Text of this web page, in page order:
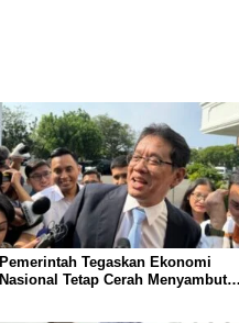
Pemerintah Tegaskan Ekonomi
Nasional Tetap Cerah Menyambut